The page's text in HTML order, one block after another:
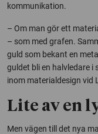
kommunikation.
– Om man gör ett
– som med grafen.
guld som bekant en
guldet bli en halvledare i
inom materialdesign vid
Lite av en
Men vägen till det nya